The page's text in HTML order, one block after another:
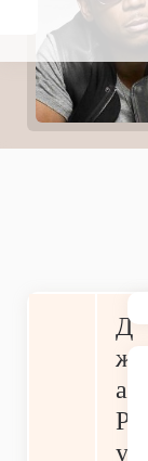
Д
ж
а
Р
ул